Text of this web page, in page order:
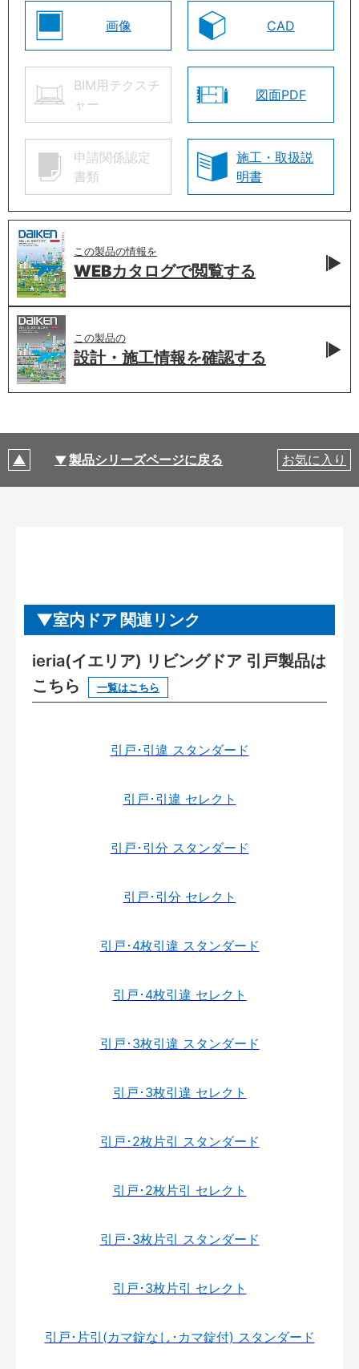
画像 CAD
BIM用テクスチ
ャー
図面PDF
申請関係認定
書類
施工・取扱説
明書
この製品の情報を
WEBカタログで閲覧する
この製品の
設計・施工情報を確認する
製品シリーズページに戻る お気に入り
室内ドア 関連リンク
ieria(イエリア) リビングドア 引戸製品は
こちら
一覧はこちら
引戸･引違 スタンダード
引戸･引違 セレクト
引戸･引分 スタンダード
引戸･引分 セレクト
引戸･4枚引違 スタンダード
引戸･4枚引違 セレクト
引戸･3枚引違 スタンダード
引戸･3枚引違 セレクト
引戸･2枚片引 スタンダード
引戸･2枚片引 セレクト
引戸･3枚片引 スタンダード
引戸･3枚片引 セレクト
引戸･片引(カマ錠なし･カマ錠付) スタンダード